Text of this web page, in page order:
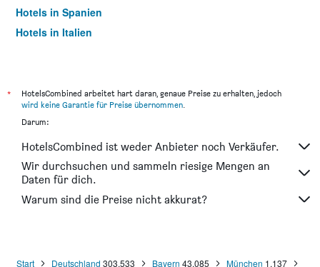
Hotels in Spanien
Hotels in Italien
*
HotelsCombined arbeitet hart daran, genaue Preise zu erhalten, jedoch
wird keine Garantie für Preise übernommen.
Darum:
HotelsCombined ist weder Anbieter noch Verkäufer.
Wir durchsuchen und sammeln riesige Mengen an
Daten für dich.
Warum sind die Preise nicht akkurat?
Start Deutschland 303.533 Bayern 43.085 München 1.137